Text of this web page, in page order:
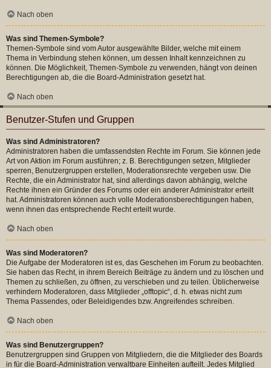
Nach oben
Was sind Themen-Symbole?
Themen-Symbole sind vom Autor ausgewählte Bilder, welche mit einem
Thema in Verbindung stehen können, um dessen Inhalt kennzeichnen zu
können. Die Möglichkeit, Themen-Symbole zu verwenden, hängt von deinen
Berechtigungen ab, die die Board-Administration gesetzt hat.
Nach oben
Benutzer-Stufen und Gruppen
Was sind Administratoren?
Administratoren haben die umfassendsten Rechte im Forum. Sie können jede
Art von Aktion im Forum ausführen; z. B. Berechtigungen setzen, Mitglieder
sperren, Benutzergruppen erstellen, Moderationsrechte vergeben usw. Die
Rechte, die ein Administrator hat, sind allerdings davon abhängig, welche
Rechte ihnen ein Gründer des Forums oder ein anderer Administrator erteilt
hat. Administratoren können auch volle Moderationsberechtigungen haben,
wenn ihnen das entsprechende Recht erteilt wurde.
Nach oben
Was sind Moderatoren?
Die Aufgabe der Moderatoren ist es, das Geschehen im Forum zu beobachten.
Sie haben das Recht, in ihrem Bereich Beiträge zu ändern und zu löschen und
Themen zu schließen, zu öffnen, zu verschieben und zu teilen. Üblicherweise
verhindern Moderatoren, dass Mitglieder „offtopic“, d. h. etwas nicht zum
Thema Passendes, oder Beleidigendes bzw. Angreifendes schreiben.
Nach oben
Was sind Benutzergruppen?
Benutzergruppen sind Gruppen von Mitgliedern, die die Mitglieder des Boards
in für die Board-Administration verwaltbare Einheiten aufteilt. Jedes Mitglied